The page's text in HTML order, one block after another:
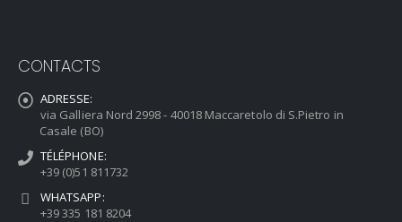
CONTACTS
ADRESSE:
via Galliera Nord 2998 - 40018 Maccaretolo di S.Pietro in
Casale (BO)
TÉLÉPHONE:
+39 (0)51 811732
WHATSAPP:
+39 335 181 8204